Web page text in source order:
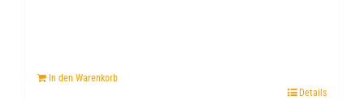
In den Warenkorb
Details